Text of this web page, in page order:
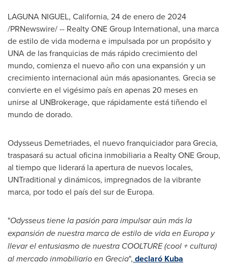
LAGUNA NIGUEL, California, 24 de enero de 2024
/PRNewswire/ -- Realty ONE Group International, una marca
de estilo de vida moderna e impulsada por un propósito y
UNA de las franquicias de más rápido crecimiento del
mundo, comienza el nuevo año con una expansión y un
crecimiento internacional aún más apasionantes. Grecia se
convierte en el vigésimo país en apenas 20 meses en
unirse al UNBrokerage, que rápidamente está tiñendo el
mundo de dorado.
Odysseus Demetriades, el nuevo franquiciador para Grecia,
traspasará su actual oficina inmobiliaria a Realty ONE Group,
al tiempo que liderará la apertura de nuevos locales,
UNTraditional y dinámicos, impregnados de la vibrante
marca, por todo el país del sur de Europa.
"Odysseus tiene la pasión para impulsar aún más la
expansión de nuestra marca de estilo de vida en Europa y
llevar el entusiasmo de nuestra COOLTURE (cool + cultura)
al mercado inmobiliario en Grecia", declaró Kuba